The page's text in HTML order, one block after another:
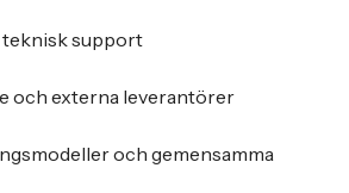
teknisk support
och externa leverantörer
och gemensamma